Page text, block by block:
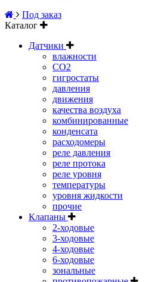
Под заказ
Каталог
Датчики
влажности
CO2
гигростаты
давления
движения
качества воздуха
комбинированные
конденсата
расходомеры
реле давления
реле протока
реле уровня
температуры
уровня жидкости
прочие
Клапаны
2-ходовые
3-ходовые
4-ходовые
6-ходовые
зональные